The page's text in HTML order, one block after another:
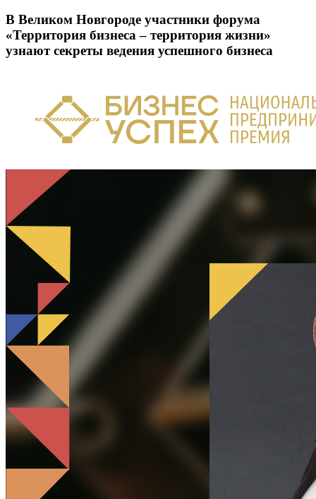
В Великом Новгороде участники форума
«Территория бизнеса – территория жизни»
узнают секреты ведения успешного бизнеса